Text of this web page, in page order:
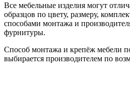
Все мебельные изделия могут
образцов по цвету, размеру,
способами монтажа и
фурнитуры.
Способ монтажа и крепёж мебели
выбирается производителем по